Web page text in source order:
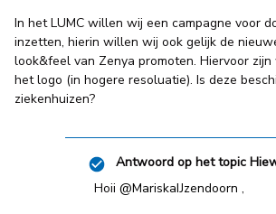
In het LUMC willen wij een campagne voor
inzetten, hierin willen wij ook gelijk de
look&feel van Zenya promoten. Hiervoor
het logo (in hogere resoluatie). Is deze
ziekenhuizen?
Antwoord op het topic
Hoii @MariskaIJzendoorn ,